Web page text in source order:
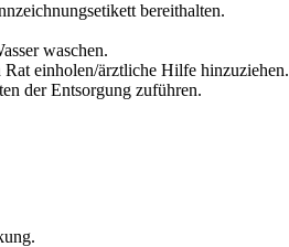
bereithalten.
waschen.
einholen/ärztliche Hilfe hinzuziehen.
der Entsorgung zuführen.